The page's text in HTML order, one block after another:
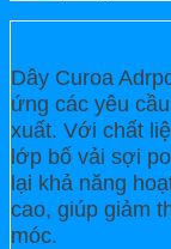
Dây Curoa
ứng các yêu
xuất. Với chất
lớp bố vải sợi
lại khả năng
cao, giúp giảm
móc.